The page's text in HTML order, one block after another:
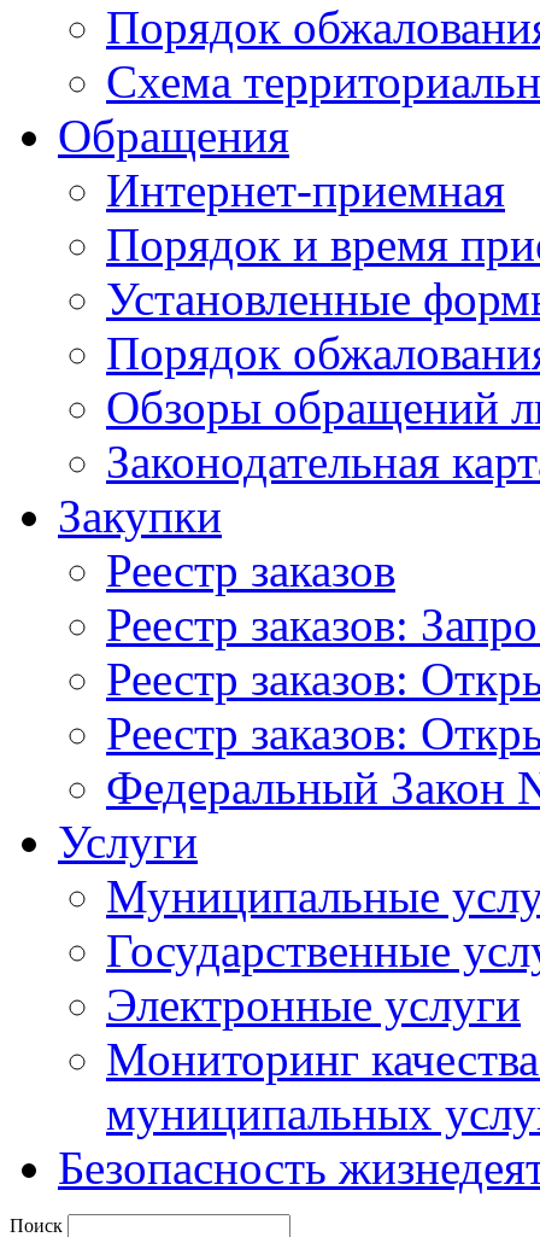
Порядок
Схема
Обращения
Интернет-приемная
Порядок и время
Установленные
Порядок
Обзоры обращений
Законодательная
Закупки
Реестр заказов
Реестр заказов:
Реестр заказов:
Реестр заказов:
Федеральный Закон
Услуги
Муниципальные
Государственные
Электронные услуги
Мониторинг
муниципальных
Безопасность
Поиск